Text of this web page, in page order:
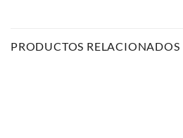
PRODUCTOS RELACIONADOS